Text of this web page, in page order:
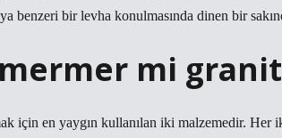
benzeri bir levha konulmasında dinen bir
mi
için en yaygın kullanılan iki malzemedir. Her